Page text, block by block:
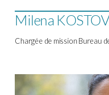
Milena
Chargée de mission Bureau